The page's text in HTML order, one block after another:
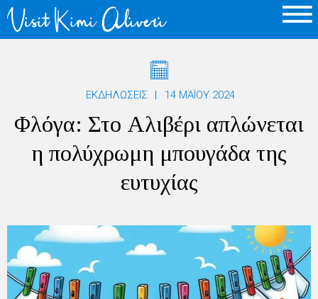
ΕΚΔΗΛΩΣΕΙΣ 14 ΜΑΪ́ΟΥ 2024
Φλόγα: Στο Αλιβέρι απλώνεται
η πολύχρωμη μπουγάδα της
ευτυχίας